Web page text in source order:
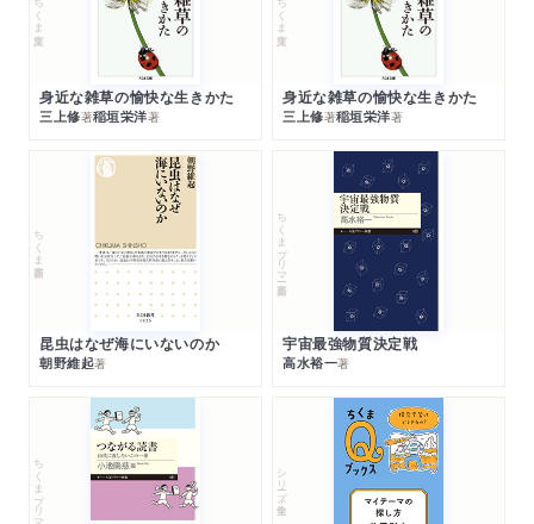
ちくま文庫
身近な雑草の愉快な生きかた
三上修著稲垣栄洋著
ちくま文庫
身近な雑草の愉快な生きかた
三上修著稲垣栄洋著
ちくま新書
昆虫はなぜ海にいないのか
朝野維起著
ちくまプリマー新書
宇宙最強物質決定戦
高水裕一著
ちくまプリマー新書 シリーズ・全集